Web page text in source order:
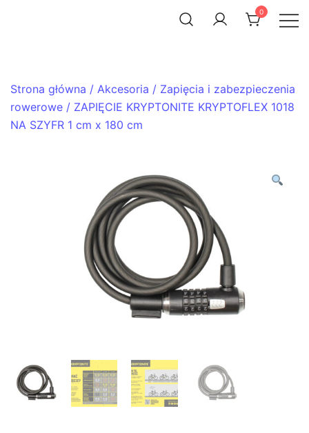
0
Strona główna / Akcesoria / Zapięcia i zabezpieczenia
rowerowe / ZAPIĘCIE KRYPTONITE KRYPTOFLEX 1018
NA SZYFR 1 cm x 180 cm